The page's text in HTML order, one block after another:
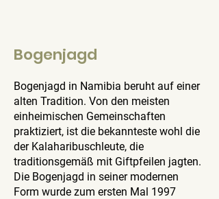
Bogenjagd
Bogenjagd in Namibia beruht auf einer
alten Tradition. Von den meisten
einheimischen Gemeinschaften
praktiziert, ist die bekannteste wohl die
der Kalaharibuschleute, die
traditionsgemäß mit Giftpfeilen jagten.
Die Bogenjagd in seiner modernen
Form wurde zum ersten Mal 1997